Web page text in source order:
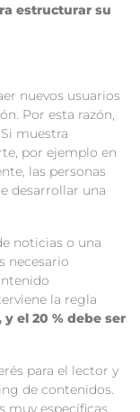
estructurar su
nuevos usuarios
Por esta razón,
muestra
por ejemplo en
las personas
desarrollar una
noticias o una
necesario
la regla
el 20 % debe ser
para el lector y
de contenidos.
muy específicas,